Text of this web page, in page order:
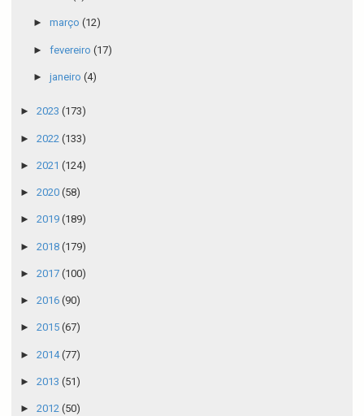
► março (12)
► fevereiro (17)
► janeiro (4)
► 2023 (173)
► 2022 (133)
► 2021 (124)
► 2020 (58)
► 2019 (189)
► 2018 (179)
► 2017 (100)
► 2016 (90)
► 2015 (67)
► 2014(77)
► 2013 (51)
► 2012 (50)